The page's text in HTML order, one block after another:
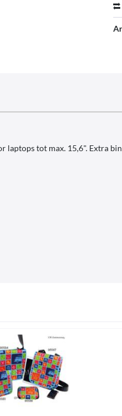
tot max. 15,6". Extra